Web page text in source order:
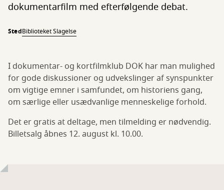
dokumentarfilm med efterfølgende debat.
StedBiblioteket Slagelse
I dokumentar- og kortfilmklub DOK har man mulighed
for gode diskussioner og udvekslinger af synspunkter
om vigtige emner i samfundet, om historiens gang,
om særlige eller usædvanlige menneskelige forhold.
Det er gratis at deltage, men tilmelding er nødvendig.
Billetsalg åbnes 12. august kl. 10.00.